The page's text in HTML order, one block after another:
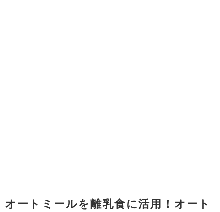
オートミールを離乳食に活用！オート